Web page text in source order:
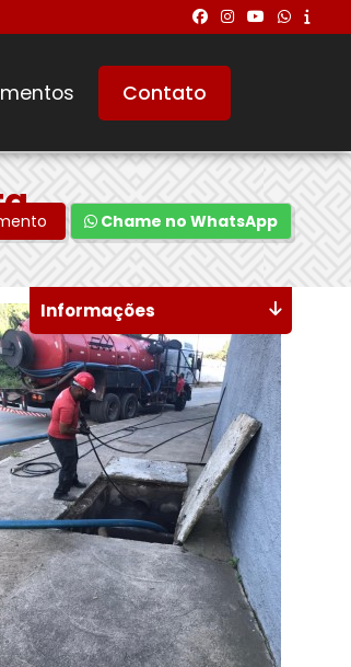
Contato
Chame no WhatsApp
Informações